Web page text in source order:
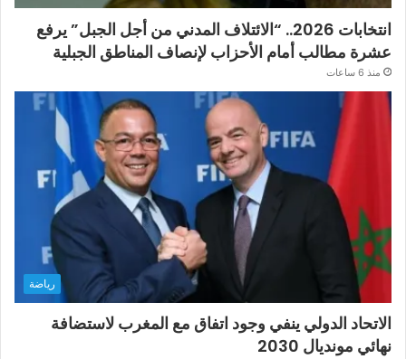
انتخابات 2026.. “الائتلاف المدني من أجل الجبل” يرفع
عشرة مطالب أمام الأحزاب لإنصاف المناطق الجبلية
منذ 6 ساعات
رياضة
الاتحاد الدولي ينفي وجود اتفاق مع المغرب لاستضافة
نهائي مونديال 2030